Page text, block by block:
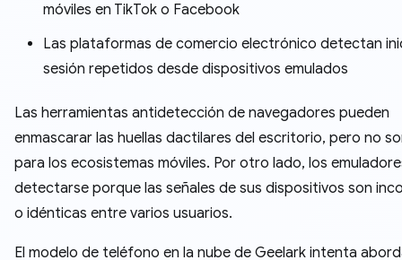
móviles en TikTok o Facebook
Las plataformas de comercio electrónico detectan
sesión repetidos desde dispositivos emulados
Las herramientas antidetección de navegadores pueden
enmascarar las huellas dactilares del escritorio, pero no
para los ecosistemas móviles. Por otro lado, los
detectarse porque las señales de sus dispositivos son
o idénticas entre varios usuarios.
El modelo de teléfono en la nube de Geelark intenta